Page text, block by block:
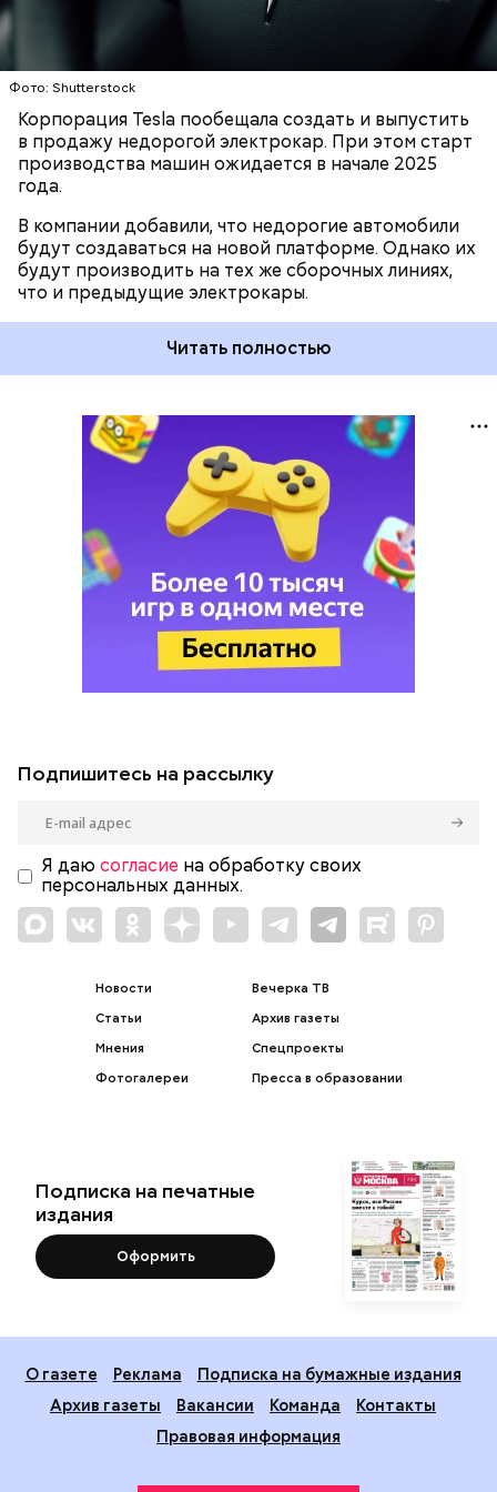
Фото: Shutterstock
Корпорация Tesla пообещала создать и выпустить
в продажу недорогой электрокар. При этом старт
производства машин ожидается в начале 2025
года.
В компании добавили, что недорогие автомобили
будут создаваться на новой платформе. Однако их
будут производить на тех же сборочных линиях,
что и предыдущие электрокары.
Читать полностью
Подпишитесь на рассылку
Я даю согласие на обработку своих
персональных данных.
Новости
Статьи
Мнения
Фотогалереи
Вечерка ТВ
Архив газеты
Спецпроекты
Пресса в образовании
Подписка на печатные
издания
Оформить
О газете Реклама
Подписка на бумажные издания
Архив газеты
Вакансии Команда
Контакты
Правовая информация